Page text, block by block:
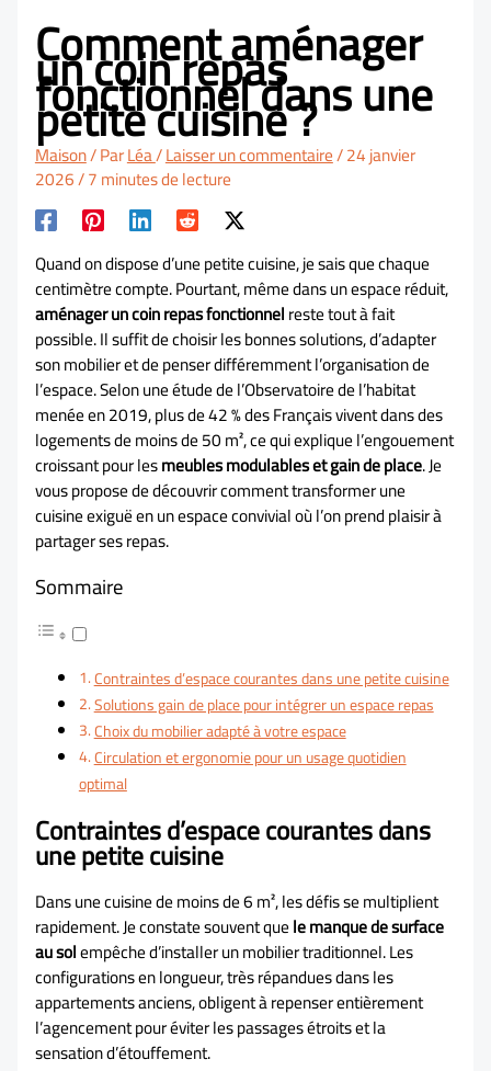
Comment aménager
un coin repas
fonctionnel dans une
petite cuisine ?
Maison/ ParLéa/Laisser un commentaire/24 janvier
2026/7 minutes de lecture
Quand on dispose d’une petite cuisine, je sais que chaque
centimètre compte. Pourtant, même dans un espace réduit,
aménager un coin repas fonctionnelreste tout à fait
possible. Il suffit de choisir les bonnes solutions, d’adapter
son mobilier et de penser différemment l’organisation de
l’espace. Selon une étude de l’Observatoire de l’habitat
menée en 2019, plus de 42 % des Français vivent dans des
logements de moins de 50 m², ce qui explique l’engouement
croissant pour lesmeubles modulables et gain de place. Je
vous propose de découvrir comment transformer une
cuisine exiguë en un espace convivial où l’on prend plaisir à
partager ses repas.
Sommaire
Contraintes d’espace courantes dans une petite cuisine
Solutions gain de place pour intégrer un espace repas
Choix du mobilier adapté à votre espace
Circulation et ergonomie pour un usage quotidien
optimal
Contraintes d’espace courantes dans
une petite cuisine
Dans une cuisine de moins de 6 m², les défis se multiplient
rapidement. Je constate souvent quele manque de surface
au solempêche d’installer un mobilier traditionnel. Les
configurations en longueur, très répandues dans les
appartements anciens, obligent à repenser entièrement
l’agencement pour éviter les passages étroits et la
sensation d’étouffement.